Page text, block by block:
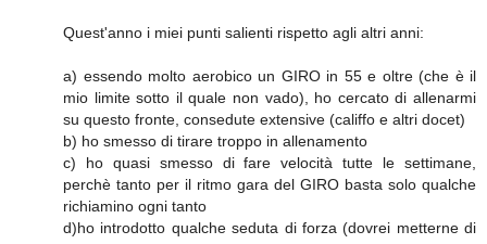
Quest'anno i miei punti salienti rispetto agli altri anni:
a) essendo molto aerobico un GIRO in 55 e oltre (che è il
mio limite sotto il quale non vado), ho cercato di allenarmi
su questo fronte, consedute extensive (califfo e altri docet)
b) ho smesso di tirare troppo in allenamento
c) ho quasi smesso di fare velocità tutte le settimane,
perchè tanto per il ritmo gara del GIRO basta solo qualche
richiamino ogni tanto
d)ho introdotto qualche seduta di forza (dovrei metterne di